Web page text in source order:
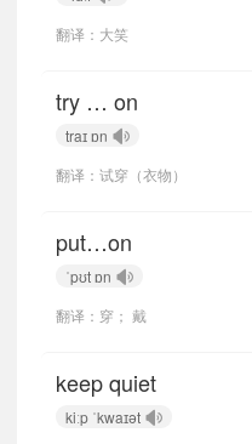
翻译：大笑
try … on
traɪ ɒn
翻译：试穿（衣物）
put…on
ˈpʊt ɒn
翻译：穿； 戴
keep quiet
kiːp ˈkwaɪət